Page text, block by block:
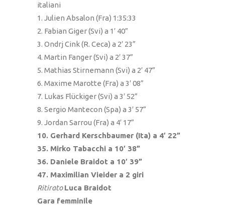
italiani
1. Julien Absalon (Fra) 1:35:33
2. Fabian Giger (Svi) a 1′ 40”
3. Ondrj Cink (R. Ceca) a 2′ 23”
4. Martin Fanger (Svi) a 2′ 37”
5. Mathias Stirnemann (Svi) a 2′ 47”
6. Maxime Marotte (Fra) a 3′ 08”
7. Lukas Flückiger (Svi) a 3′ 52”
8. Sergio Mantecon (Spa) a 3′ 57”
9. Jordan Sarrou (Fra) a 4′ 17”
10. Gerhard Kerschbaumer (Ita) a 4′ 22”
35. Mirko Tabacchi a 10′ 38”
36. Daniele Braidot a 10′ 39”
47. Maximilian Vieider a 2 giri
Ritirato Luca Braidot
Gara femminile